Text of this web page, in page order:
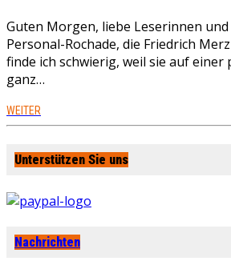
Guten Morgen, liebe Leserinnen und
Personal-Rochade, die Friedrich
finde ich schwierig, weil sie auf einer
ganz…
WEITER
Unterstützen Sie uns
Nachrichten